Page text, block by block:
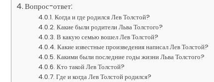
Вопрос-ответ:
Когда и где родился Лев Толстой?
Какие были родители Льва Толстого?
В какую семью вошел Лев Толстой?
Какие известные произведения написал Лев Толстой?
Какими были последние годы жизни Льва Толстого?
Кто такой Лев Толстой?
Где и когда Лев Толстой родился?